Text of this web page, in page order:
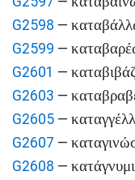
G2598 —
G2599 —
G2601 —
G2603 —
G2605 —
G2607 —
G2608 — κατάγνυμι